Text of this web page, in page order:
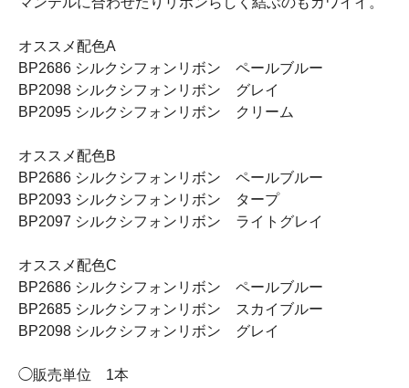
オススメ配色A
BP2686 シルクシフォンリボン ペールブルー
BP2098 シルクシフォンリボン グレイ
BP2095 シルクシフォンリボン クリーム
オススメ配色B
BP2686 シルクシフォンリボン ペールブルー
BP2093 シルクシフォンリボン タープ
BP2097 シルクシフォンリボン ライトグレイ
オススメ配色C
BP2686 シルクシフォンリボン ペールブルー
BP2685 シルクシフォンリボン スカイブルー
BP2098 シルクシフォンリボン グレイ
◯販売単位 1本